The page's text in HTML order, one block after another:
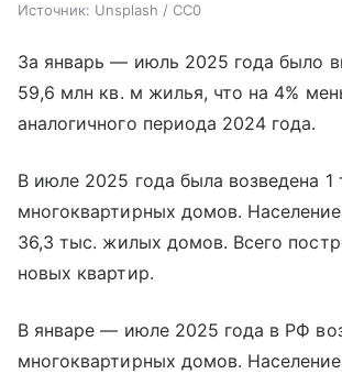
Источник: Unsplash / CC0
За январь — июль 2025 года было
59,6 млн кв. м жилья, что на 4%
аналогичного периода 2024 года.
В июле 2025 года была возведена 1
многоквартирных домов.
36,3 тыс. жилых домов. Всего
новых квартир.
В январе — июле 2025 года в РФ
многоквартирных домов.